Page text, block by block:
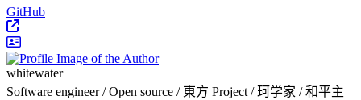
GitHub
whitewater
Software engineer / Open source / 東方 Project / 珂学家 / 和平主